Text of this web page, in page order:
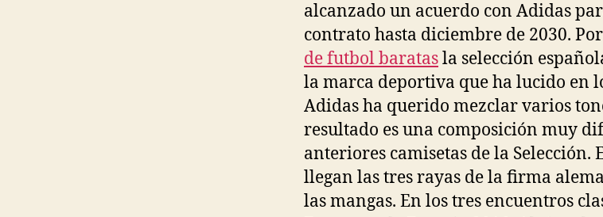
alcanzado un acuerdo con Adidas
contrato hasta diciembre de 2030.
de futbol baratasla selección
la marca deportiva que ha lucido en
Adidas ha querido mezclar varios
resultado es una composición muy
anteriores camisetas de la Selección.
llegan las tres rayas de la firma
las mangas. En los tres encuentros